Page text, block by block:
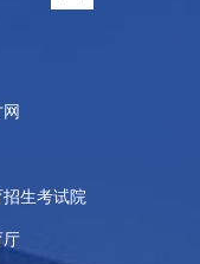
生考试院